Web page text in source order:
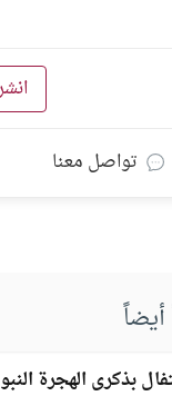
تواصل معنا
أيضاً
بذكرى الهجرة